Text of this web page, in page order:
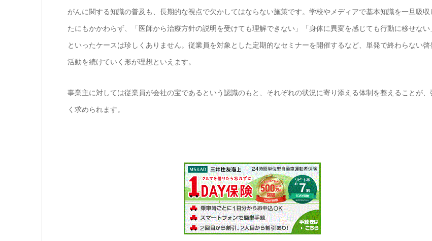
がんに関する知識の普及も、長期的な視点で欠かしてはならない施策です。学校やメディアで基本知識を一旦吸収
たにもかかわらず、「医師から治療方針の説明を受けても理解できない」「身体に異変を感じても行動に移せない
といったケースは珍しくありません。従業員を対象とした定期的なセミナーを開催するなど、単発で終わらない啓
活動を続けていく形が理想といえます。
事業主に対しては従業員が会社の宝であるという認識のもと、それぞれの状況に寄り添える体制を整えることが、
く求められます。